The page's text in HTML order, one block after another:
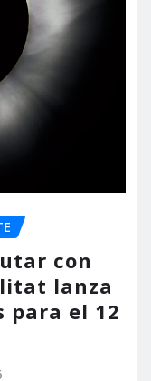
con
lanza
para el 12